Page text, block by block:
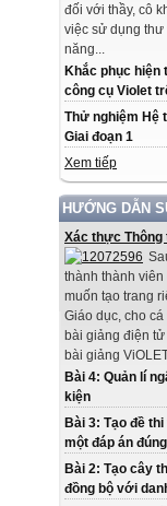
đối với thầy, cô
việc sử dụng
năng...
Khắc phục
công cụ Violet
Thử nghiệm Hệ
Giai đoạn 1
Xem tiếp
HƯỚNG DẪN
Xác thực Thông
thành thành
muốn tạo trang
Giáo dục, cho
bài giảng điện
bài giảng
Bài 4: Quản lí
kiện
Bài 3: Tạo đề
một đáp án đúng
Bài 2: Tạo cây
đồng bộ với